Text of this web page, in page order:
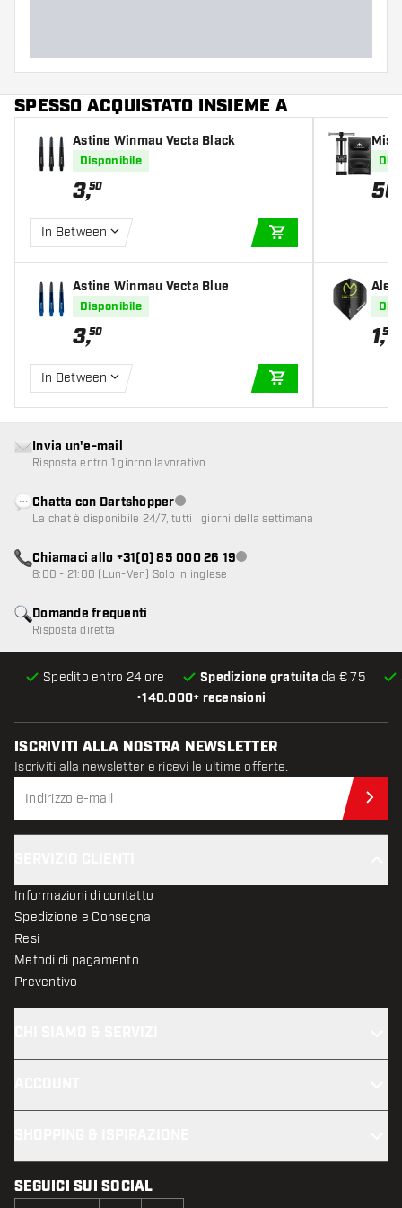
SPESSO ACQUISTATO INSIEME A
Astine Winmau Vecta Black
Disponibile
3,50
In Between
Astine Winmau Vecta Blue
Disponibile
3,50
In Between
ol
56
1,50
•140.000+ recensioni
Spedito entro 24 ore Spedizione gratuita da € 75
Domande frequenti
Risposta diretta
Invia un'e-mail
Risposta entro 1 giorno lavorativo
Chatta con DartshopperServizio clienti non disponibile
La chat è disponibile 24/7, tutti i giorni della settimana
Chiamaci allo +31(0) 85 000 26 19Servizio clienti non disponibile
8:00 - 21:00 (Lun-Ven) Solo in inglese
ISCRIVITI ALLA NOSTRA NEWSLETTER
Iscriviti alla newsletter e ricevi le ultime offerte.
Informazioni di contatto
Spedizione e Consegna
Resi
Metodi di pagamento
Preventivo
SEGUICI SUI SOCIAL